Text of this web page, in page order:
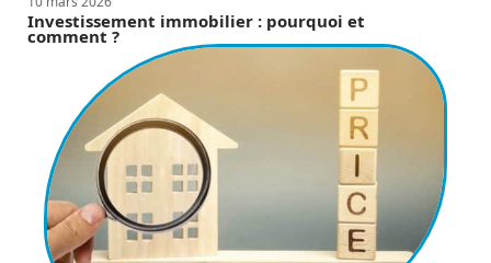
Investissement immobilier : pourquoi et
comment ?